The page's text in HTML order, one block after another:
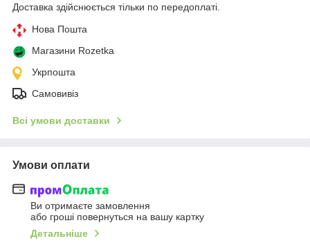
Доставка здійснюється тільки по передоплаті.
Нова Пошта
Магазини Rozetka
Укрпошта
Самовивіз
Всі умови доставки
Умови оплати
Ви отримаєте замовлення
або гроші повернуться на вашу картку
Детальніше